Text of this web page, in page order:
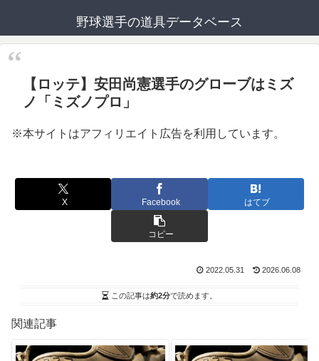
野球選手の道具データベース
【ロッテ】安田尚憲選手のグローブはミズ
ノ「ミズノプロ」
※本サイトはアフィリエイト広告を利用しています。
X Facebook はてブ
コピー
2022.05.31 2026.06.08
この記事は約2分で読めます。
関連記事